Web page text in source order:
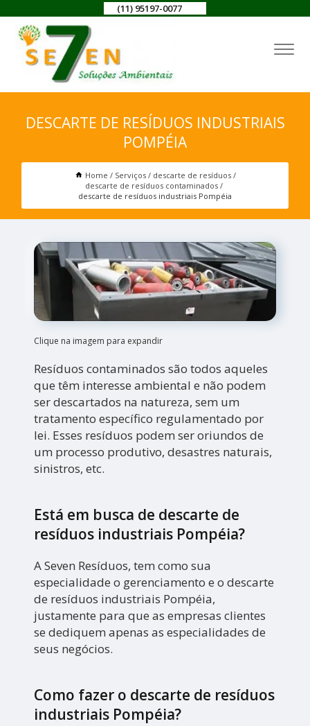
(11) 95197-0077
DESCARTE DE RESÍDUOS INDUSTRIAIS
POMPÉIA
Home Serviços
descarte de resíduos
descarte de resíduos contaminados
descarte de resíduos industriais Pompéia
Clique na imagem para expandir
Resíduos contaminados são todos aqueles
que têm interesse ambiental e não podem
ser descartados na natureza, sem um
tratamento específico regulamentado por
lei. Esses resíduos podem ser oriundos de
um processo produtivo, desastres naturais,
sinistros, etc.
Está em busca de descarte de
resíduos industriais Pompéia?
A Seven Resíduos, tem como sua
especialidade o gerenciamento e o descarte
de resíduos industriais Pompéia,
justamente para que as empresas clientes
se dediquem apenas as especialidades de
seus negócios.
Como fazer o descarte de resíduos
industriais Pompéia?